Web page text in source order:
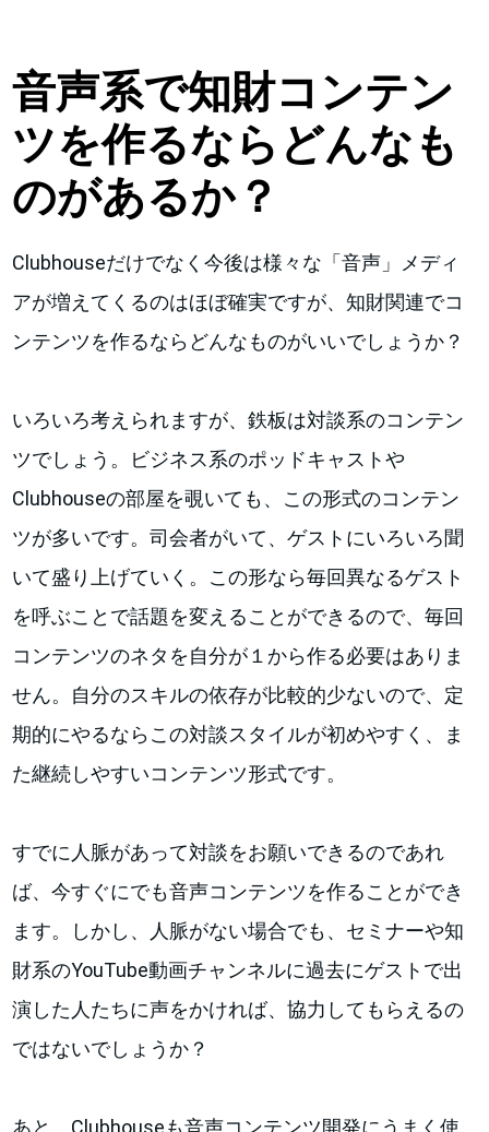
音声系で知財コンテン
ツを作るならどんなも
のがあるか？
Clubhouseだけでなく今後は様々な「音声」メディ
アが増えてくるのはほぼ確実ですが、知財関連でコ
ンテンツを作るならどんなものがいいでしょうか？
いろいろ考えられますが、鉄板は対談系のコンテン
ツでしょう。ビジネス系のポッドキャストや
Clubhouseの部屋を覗いても、この形式のコンテン
ツが多いです。司会者がいて、ゲストにいろいろ聞
いて盛り上げていく。この形なら毎回異なるゲスト
を呼ぶことで話題を変えることができるので、毎回
コンテンツのネタを自分が１から作る必要はありま
せん。自分のスキルの依存が比較的少ないので、定
期的にやるならこの対談スタイルが初めやすく、ま
た継続しやすいコンテンツ形式です。
すでに人脈があって対談をお願いできるのであれ
ば、今すぐにでも音声コンテンツを作ることができ
ます。しかし、人脈がない場合でも、セミナーや知
財系のYouTube動画チャンネルに過去にゲストで出
演した人たちに声をかければ、協力してもらえるの
ではないでしょうか？
あと、Clubhouseも音声コンテンツ開発にうまく使